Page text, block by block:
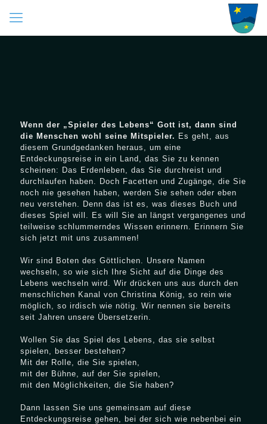
Wenn der „Spieler des Lebens“ Gott ist, dann sind
die Menschen wohl seine Mitspieler. Es geht, aus
diesem Grundgedanken heraus, um eine
Entdeckungsreise in ein Land, das Sie zu kennen
scheinen: Das Erdenleben, das Sie durchreist und
durchlaufen haben. Doch Facetten und Zugänge, die Sie
noch nie gesehen haben, werden Sie sehen oder eben
neu verstehen. Denn das ist es, was dieses Buch und
dieses Spiel will. Es will Sie an längst vergangenes und
teilweise schlummerndes Wissen erinnern. Erinnern Sie
sich jetzt mit uns zusammen!
Wir sind Boten des Göttlichen. Unsere Namen
wechseln, so wie sich Ihre Sicht auf die Dinge des
Lebens wechseln wird. Wir drücken uns aus durch den
menschlichen Kanal von Christina König, so rein wie
möglich, so irdisch wie nötig. Wir nennen sie bereits
seit Jahren unsere Übersetzerin.
Wollen Sie das Spiel des Lebens, das sie selbst
spielen, besser bestehen?
Mit der Rolle, die Sie spielen,
mit der Bühne, auf der Sie spielen,
mit den Möglichkeiten, die Sie haben?
Dann lassen Sie uns gemeinsam auf diese
Entdeckungsreise gehen, bei der sich wie nebenbei ein